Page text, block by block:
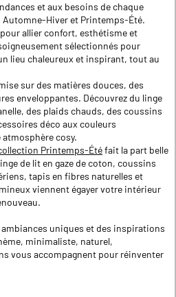
et aux besoins de chaque
Hiver et Printemps-Été.
allier confort, esthétisme et
sélectionnés pour
lieu chaleureux et inspirant, tout au
sur des matières douces, des
enveloppantes. Découvrez du linge
des plaids chauds, des coussins
déco aux couleurs
cosy.
Printemps-Étéfait la part belle
de lit en gaze de coton, coussins
tapis en fibres naturelles et
viennent égayer votre intérieur
uniques et des inspirations
minimaliste, naturel,
vous accompagnent pour réinventer